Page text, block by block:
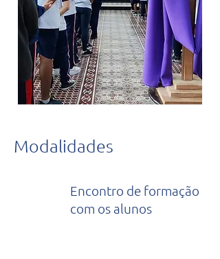
Modalidades
Encontro de formação
com os alunos